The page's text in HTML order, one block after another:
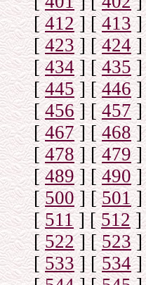
[412] [413]
[423] [424]
[434] [435]
[445] [446]
[ 456] [457]
[467] [468]
[478] [479]
[489] [490]
[500] [501]
[511] [512]
[522] [523]
[533] [534]